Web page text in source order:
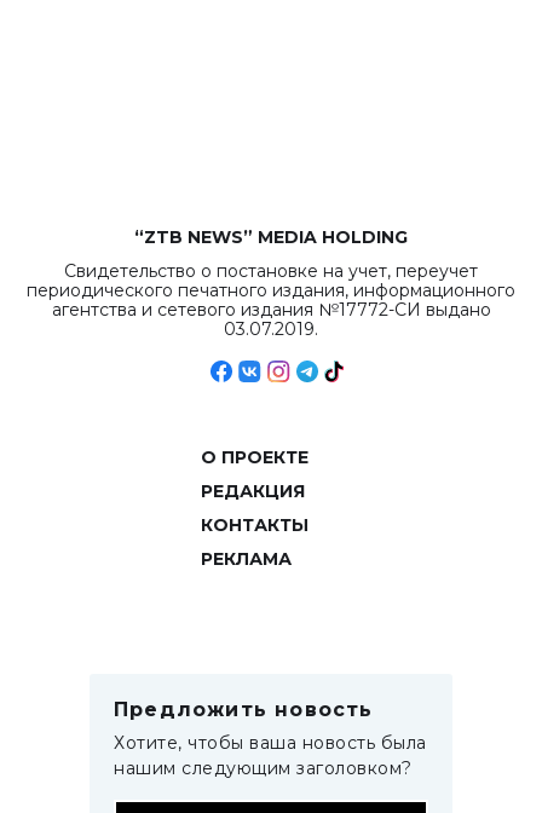
“ZTB NEWS” MEDIA HOLDING
Свидетельство о постановке на учет, переучет
периодического печатного издания, информационного
агентства и сетевого издания №17772-СИ выдано
03.07.2019.
О ПРОЕКТЕ
РЕДАКЦИЯ
КОНТАКТЫ
РЕКЛАМА
Предложить новость
Хотите, чтобы ваша новость была
нашим следующим заголовком?